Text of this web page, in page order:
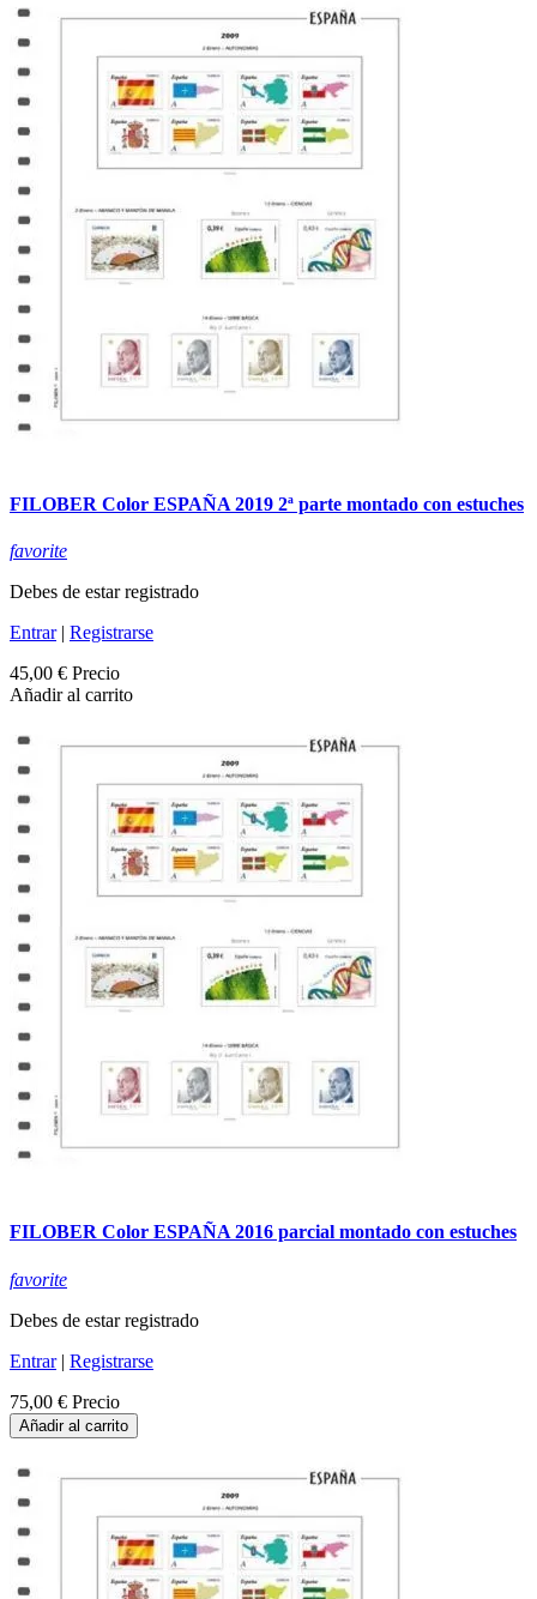
FILOBER Color ESPAÑA 2019 2ª parte montado con estuches
favorite
Debes de estar registrado
Entrar| Registrarse
45,00 € Precio
Añadir al carrito
FILOBER Color ESPAÑA 2016 parcial montado con estuches
favorite
Debes de estar registrado
Entrar| Registrarse
75,00 € Precio
Añadir al carrito